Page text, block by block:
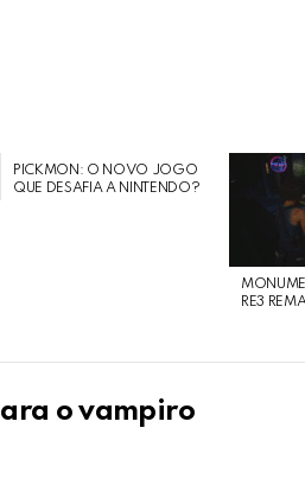
PICKMON: O NOVO JOGO
QUE DESAFIA A NINTENDO?
RE3
o vampiro